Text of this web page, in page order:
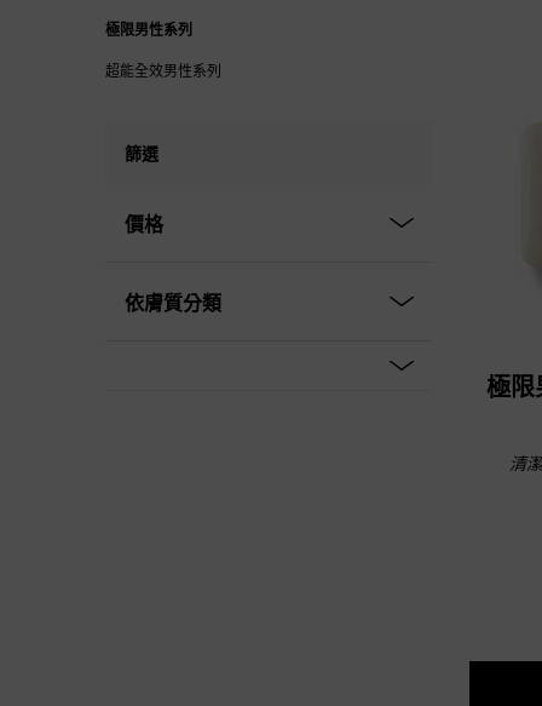
極限男性系列
極限男性系列
超能全效男性系列
篩選
價格
依膚質分類
極
清